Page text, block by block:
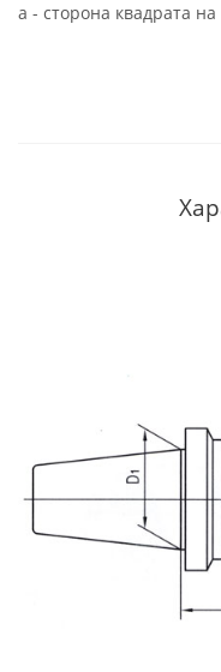
a - сторона квадрата